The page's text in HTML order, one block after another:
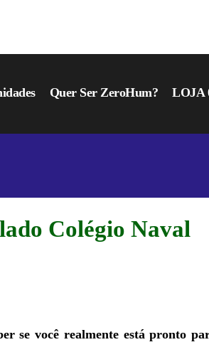
Quer Ser ZeroHum? LOJA
Colégio Naval
se você realmente está pronto